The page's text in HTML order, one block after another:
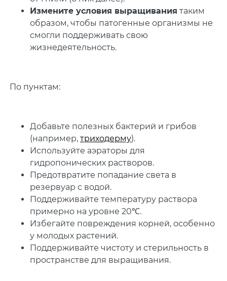
Измените условия выращивания таким
образом, чтобы патогенные организмы не
смогли поддерживать свою
жизнедеятельность.
По пунктам:
Добавьте полезных бактерий и грибов
(например, триходерму).
Используйте аэраторы для
гидропонических растворов.
Предотвратите попадание света в
резервуар с водой.
Поддерживайте температуру раствора
примерно на уровне 20℃.
Избегайте повреждения корней, особенно
у молодых растений.
Поддерживайте чистоту и стерильность в
пространстве для выращивания.